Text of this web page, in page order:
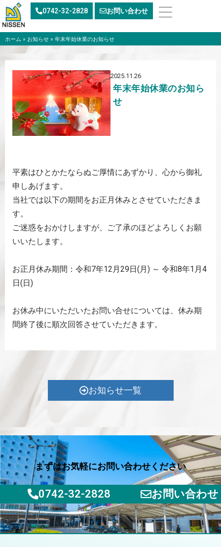
内
容
を
ス
ッ
0742-32-2828 お問い合わせ
ホーム » お知らせ » 年末年始休業のお知らせ
年末年始休業のお知ら
せ
2025.11.26
平素はひとかたならぬご厚情にあずかり、心から御礼
申しあげます。
当社では以下の期間をお正月休みとさせていただきま
す。
ご迷惑をおかけしますが、ご了承のほどよろしくお願
いいたします。
お正月休み期間：令和7年12月29日(月) ～ 令和8年1月4
日(日)
お休み中にいただいたお問い合せについては、休み期
間終了後に順次回答させていただきます。
お知らせ一覧
まずはお気軽にお問い合わせください
0742-32-2828 お問い合わせ